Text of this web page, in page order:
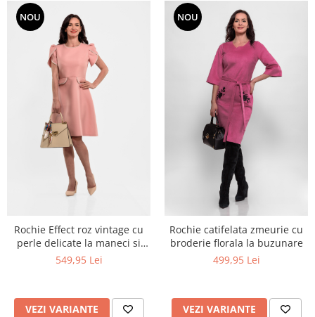
NOU
Rochie Effect roz vintage cu
perle delicate la maneci si
buzunare
549,95 Lei
VEZI VARIANTE
NOU
Rochie catifelata zmeurie cu
broderie florala la buzunare
499,95 Lei
VEZI VARIANTE